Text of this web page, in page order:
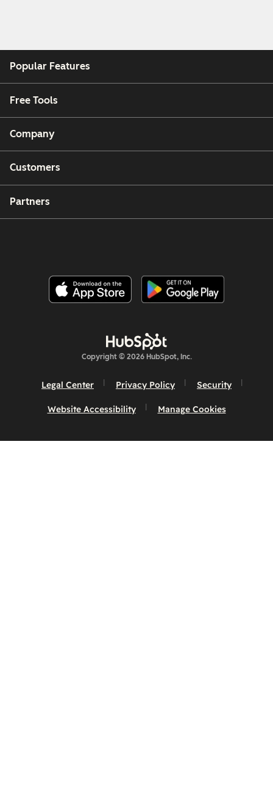
Popular Features
Free Tools
Company
Customers
Partners
Copyright © 2026 HubSpot, Inc.
Legal Center Privacy Policy Security
Website Accessibility Manage Cookies